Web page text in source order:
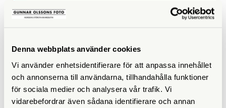
Denna webbplats använder cookies
Vi använder enhetsidentifierare för att anpassa innehållet
och annonserna till användarna, tillhandahålla funktioner
för sociala medier och analysera vår trafik. Vi
vidarebefordrar även sådana identifierare och annan